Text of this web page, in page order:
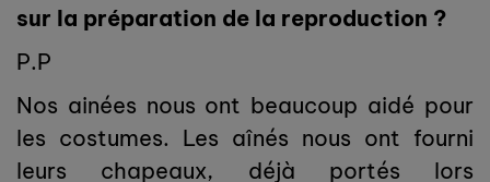
sur la préparation de la reproduction ?
P.P
Nos ainées nous ont beaucoup aidé pour
les costumes. Les aînés nous ont fourni
leurs chapeaux, déjà portés lors